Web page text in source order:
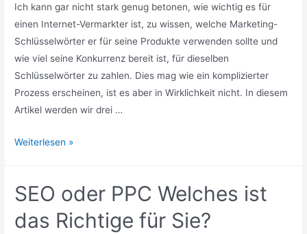
Ich kann gar nicht stark genug betonen, wie wichtig es für
einen Internet-Vermarkter ist, zu wissen, welche Marketing-
Schlüsselwörter er für seine Produkte verwenden sollte und
wie viel seine Konkurrenz bereit ist, für dieselben
Schlüsselwörter zu zahlen. Dies mag wie ein komplizierter
Prozess erscheinen, ist es aber in Wirklichkeit nicht. In diesem
Artikel werden wir drei …
Drei
die
Internet-
Weiterlesen »
SEO oder PPC Welches ist
das Richtige für Sie?